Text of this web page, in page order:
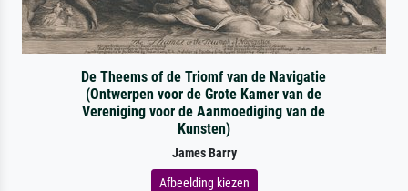
De Theems of de Triomf van de Navigatie
(Ontwerpen voor de Grote Kamer van de
Vereniging voor de Aanmoediging van de
Kunsten)
James Barry
Afbeelding kiezen